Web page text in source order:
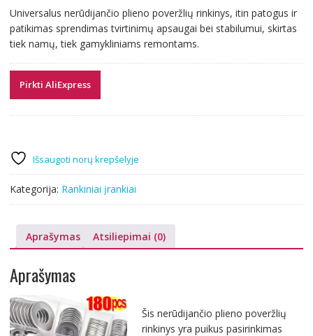
was:
4.84 €.
is:
4.79 €.
Universalus nerūdijančio plieno poveržlių rinkinys, itin patogus ir
patikimas sprendimas tvirtinimų apsaugai bei stabilumui, skirtas
tiek namų, tiek gamykliniams remontams.
Pirkti AliExpress
Išsaugoti norų krepšelyje
Kategorija: Rankiniai įrankiai
Aprašymas Atsiliepimai (0)
Aprašymas
Šis nerūdijančio plieno poveržlių
rinkinys yra puikus pasirinkimas